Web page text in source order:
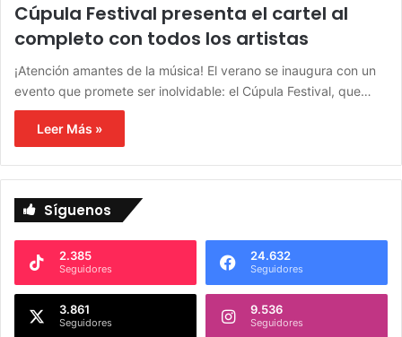
Cúpula Festival presenta el cartel al
completo con todos los artistas
¡Atención amantes de la música! El verano se inaugura con un
evento que promete ser inolvidable: el Cúpula Festival, que…
Leer Más »
Síguenos
2.385
Seguidores
24.632
Seguidores
3.861
Seguidores
9.536
Seguidores